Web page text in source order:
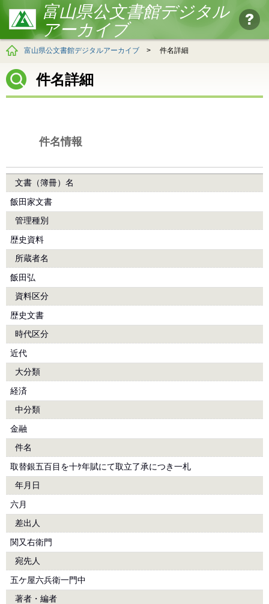
富山県公文書館デジタル
アーカイブ
富山県公文書館デジタルアーカイブ > 件名詳細
件名詳細
件名情報
文書（簿冊）名
飯田家文書
管理種別
歴史資料
所蔵者名
飯田弘
資料区分
歴史文書
時代区分
近代
大分類
経済
中分類
金融
件名
取替銀五百目を十ｹ年賦にて取立了承につき一札
年月日
六月
差出人
関又右衛門
宛先人
五ケ屋六兵衛一門中
著者・編者